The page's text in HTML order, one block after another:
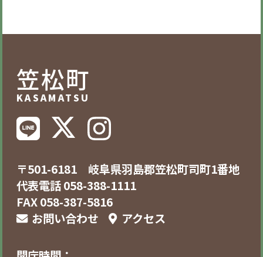
笠松町
KASAMATSU
〒501-6181 岐阜県羽島郡笠松町司町1番地
代表電話 058-388-1111
FAX 058-387-5816
お問い合わせ
アクセス